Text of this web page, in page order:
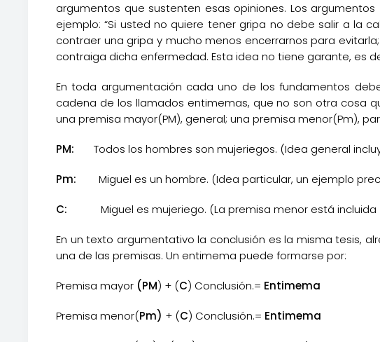
argumentos que sustenten esas opiniones. Los
ejemplo: “Si usted no quiere tener gripa no debe salir a la
contraer una gripa y mucho menos encerrarnos para
contraiga dicha enfermedad. Esta idea no tiene garante, es
En toda argumentación cada uno de los fundamentos
cadena de los llamados entimemas, que no son otra cosa
una premisa mayor(PM), general; una premisa menor(Pm),
PM: Todos los hombres son mujeriegos. (Idea general
Pm: Miguel es un hombre. (Idea particular, un ejemplo
C: Miguel es mujeriego. (La premisa menor está incluida
En un texto argumentativo la conclusión es la misma tesis,
una de las premisas. Un entimema puede formarse por:
Premisa mayor (PM) + (C) Conclusión.= Entimema
Premisa menor(Pm) + (C) Conclusión.= Entimema